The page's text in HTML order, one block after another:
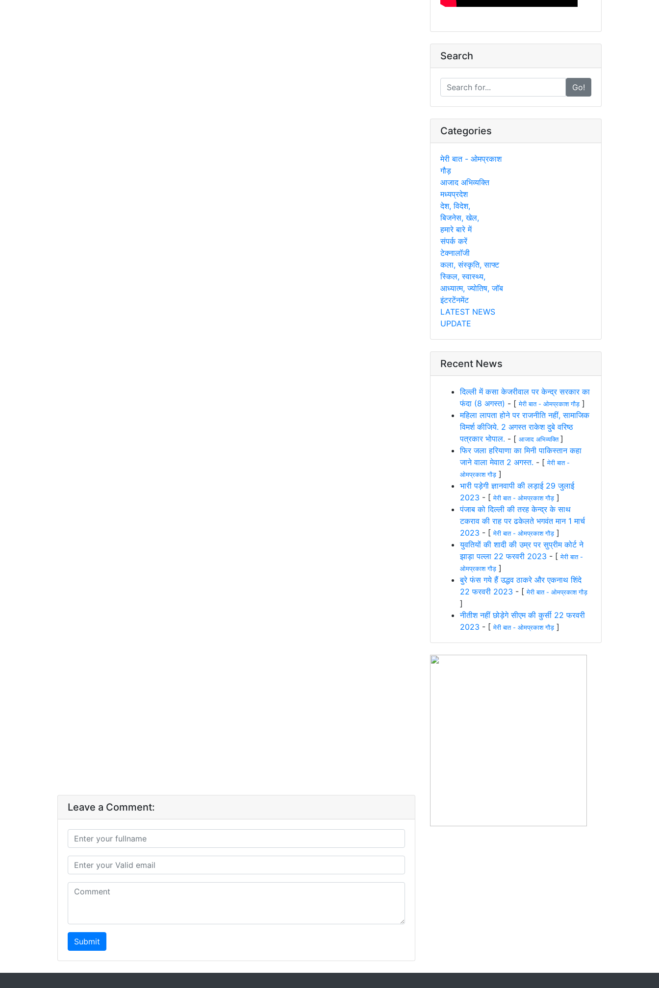
Search
Go!
Categories
मेरी बात - ओमप्रकाश
गौड़
आजाद अभिव्यक्ति
मध्यप्रदेश
देश, विदेश,
बिजनेस, खेल,
हमारे बारे में
संपर्क करें
टेक्नालाॅजी
कला, संस्कृति, साफ्ट
स्किल, स्वास्थ्य,
आध्यात्म, ज्योतिष, जाॅब
इंटरटेंनमेंट
LATEST NEWS
UPDATE
Recent News
दिल्ली में कसा केजरीवाल पर केन्द्र सरकार का
फंदा (8 अगस्त) - [मेरी बात - ओमप्रकाश गौड़ ]
महिला लापता होने पर राजनीति नहीं, सामाजिक
विमर्श कीजिये. 2 अगस्त राकेश दुबे वरिष्ठ
पत्रकार भोपाल. - [ आजाद अभिव्यक्ति ]
फिर जला हरियाणा का मिनी पाकिस्तान कहा
जाने वाला मेवात 2 अगस्त. - [मेरी बात -
ओमप्रकाश गौड़ ]
भारी पड़ेगी ज्ञानवापी की लड़ाई 29 जुलाई
2023 - [मेरी बात - ओमप्रकाश गौड़ ]
पंजाब को दिल्ली की तरह केन्द्र के साथ
टकराव की राह पर ढकेलते भगवंत मान 1 मार्च
2023 - [मेरी बात - ओमप्रकाश गौड़ ]
युवतियों की शादी की उम्र पर सुप्रीम कोर्ट ने
झाड़ा पल्ला 22 फरवरी 2023 - [मेरी बात -
ओमप्रकाश गौड़ ]
बुरे फंस गये हैं उद्धव ठाकरे और एकनाथ शिंदे
22 फरवरी 2023 - [मेरी बात - ओमप्रकाश गौड़
]
नीतीश नहीं छोड़ेगे सीएम की कुर्सी 22 फरवरी
2023 - [मेरी बात - ओमप्रकाश गौड़ ]
Leave a Comment:
Submit